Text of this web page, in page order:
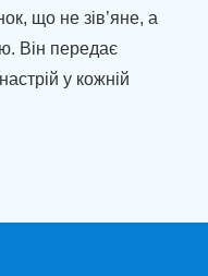
що не зів’яне, а
Він передає
у кожній